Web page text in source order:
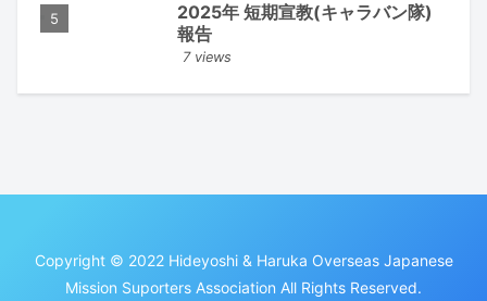
2025年 短期宣教(キャラバン隊)
報告
7 views
Copyright © 2022 Hideyoshi & Haruka Overseas Japanese
Mission Suporters Association All Rights Reserved.